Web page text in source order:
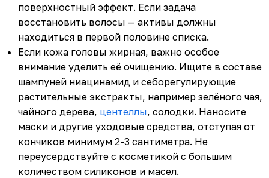
поверхностный эффект. Если задача
восстановить волосы — активы должны
находиться в первой половине списка.
Если кожа головы жирная, важно особое
внимание уделить её очищению. Ищите в составе
шампуней ниацинамид и себорегулирующие
растительные экстракты, например зелёного чая,
чайного дерева, центеллы, солодки. Наносите
маски и другие уходовые средства, отступая от
кончиков минимум 2-3 сантиметра. Не
переусердствуйте с косметикой с большим
количеством силиконов и масел.